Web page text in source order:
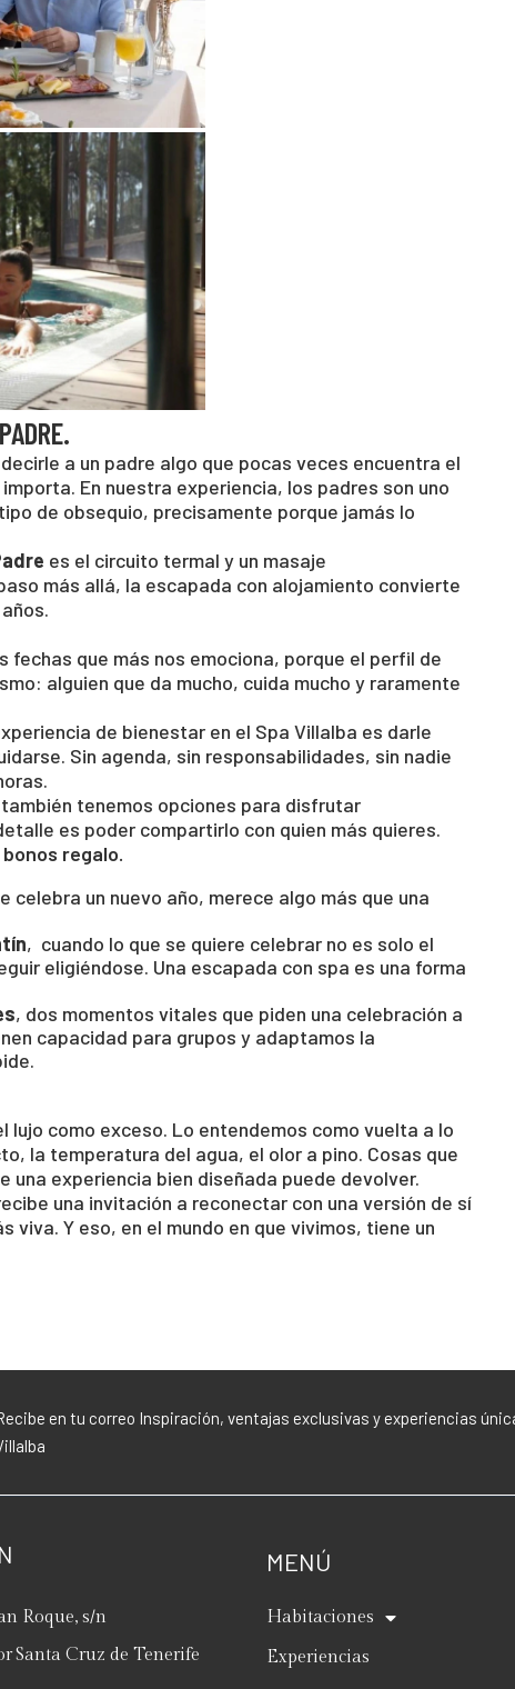
a un padre algo que pocas veces encuentra el
En nuestra experiencia, los padres son uno
de obsequio, precisamente porque jamás lo
es el circuito termal y un masaje
más allá, la escapada con alojamiento convierte
fechas que más nos emociona, porque el perfil de
alguien que da mucho, cuida mucho y raramente
de bienestar en el Spa Villalba es darle
Sin agenda, sin responsabilidades, sin nadie
tenemos opciones para disfrutar
es poder compartirlo con quien más quieres.
regalo.
celebra un nuevo año, merece algo más que una
, cuando lo que se quiere celebrar no es solo el
eligiéndose. Una escapada con spa es una forma
, dos momentos vitales que piden una celebración a
capacidad para grupos y adaptamos la
lujo como exceso. Lo entendemos como vuelta a lo
la temperatura del agua, el olor a pino. Cosas que
una experiencia bien diseñada puede devolver.
una invitación a reconectar con una versión de sí
viva. Y eso, en el mundo en que vivimos, tiene un
en tu correo Inspiración, ventajas exclusivas y experiencias
Roque, s/n
Santa Cruz de Tenerife
MENÚ
Habitaciones
Experiencias